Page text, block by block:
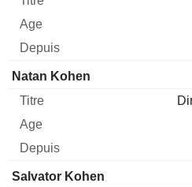
Natan Kohen
Salvator Kohen